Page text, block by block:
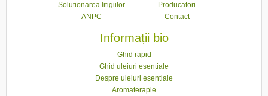
Solutionarea litigiilor
ANPC
Producatori
Contact
Informații bio
Ghid rapid
Ghid uleiuri esentiale
Despre uleiuri esentiale
Aromaterapie